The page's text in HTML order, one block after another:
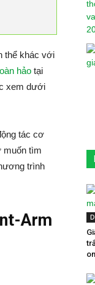
thể khác với
hảo tại
xem dưới
tác cơ
muốn tìm
trình
Arm